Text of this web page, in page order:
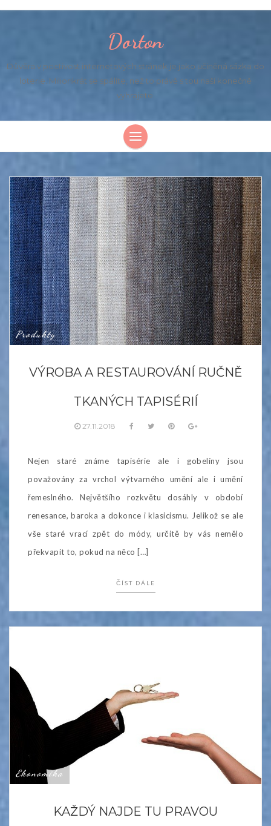
Dorton
Důvěra v poctivost internetových stránek je jako učiněná sázka do
loterie. Milionkrát se spálíte, než to právě s tou naší konečně
vyhrajete.
Produkty
VÝROBA A RESTAUROVÁNÍ RUČNĚ
TKANÝCH TAPISÉRIÍ
27.11.2018
Nejen staré známe tapisérie ale i gobelíny jsou
považovány za vrchol výtvarného umění ale i umění
řemeslného. Největšího rozkvětu dosáhly v období
renesance, baroka a dokonce i klasicismu. Jelikož se ale
vše staré vrací zpět do módy, určitě by vás nemělo
překvapit to, pokud na něco […]
ČÍST DÁLE
Ekonomika
KAŽDÝ NAJDE TU PRAVOU